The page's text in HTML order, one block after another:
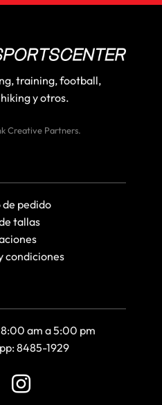
training, football,
y otros.
Creative Partners.
de pedido
tallas
condiciones
am a 5:00 pm
8485-1929